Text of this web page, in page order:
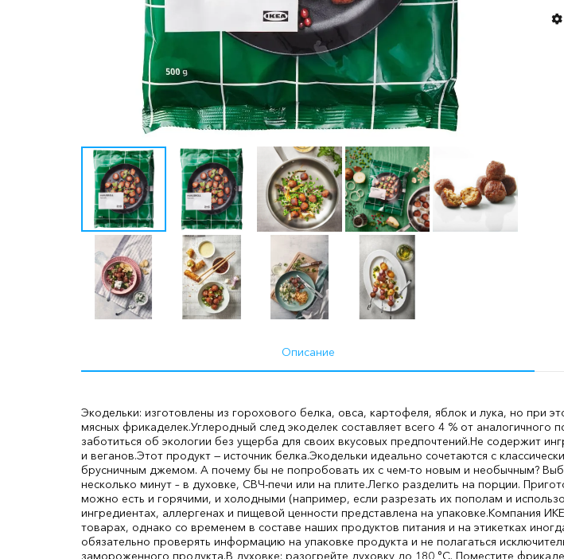
Описание
Экодельки: изготовлены из горохового белка, овса, картофеля, яблок и лука, но при
мясных фрикаделек.Углеродный след экоделек составляет всего 4 % от аналогичного
заботиться об экологии без ущерба для своих вкусовых предпочтений.Не содержит
и веганов.Этот продукт — источник белка.Экодельки идеально сочетаются с
брусничным джемом. А почему бы не попробовать их с чем-то новым и необычным?
несколько минут – в духовке, СВЧ-печи или на плите.Легко разделить на порции.
можно есть и горячими, и холодными (например, если разрезать их пополам и
ингредиентах, аллергенах и пищевой ценности представлена на упаковке.Компания
товарах, однако со временем в составе наших продуктов питания и на этикетках
обязательно проверять информацию на упаковке продукта и не полагаться
замороженного продукта.В духовке: разогрейте духовку до 180 °C. Поместите